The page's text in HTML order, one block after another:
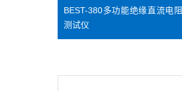
BEST-380多功能绝缘直流电阻
测试仪